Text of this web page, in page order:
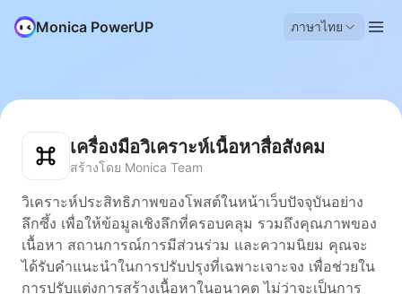
Monica PowerUP ภาษาไทย
เครื่องมือวิเคราะห์เนื้อหาสื่อสังคม
สร้างโดย Monica Team
วิเคราะห์ประสิทธิภาพของโพสต์ในหน้าเว็บปัจจุบันอย่าง
ลึกซึ้ง เพื่อให้ข้อมูลเชิงลึกที่ครอบคลุม รวมถึงคุณภาพของ
เนื้อหา สถานการณ์การมีส่วนร่วม และความนิยม คุณจะ
ได้รับคำแนะนำในการปรับปรุงที่เฉพาะเจาะจง เพื่อช่วยใน
การปรับแต่งการสร้างเนื้อหาในอนาคต ไม่ว่าจะเป็นการ